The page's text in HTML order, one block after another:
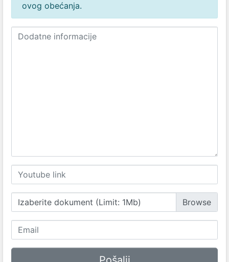
ovog obećanja.
Izaberite dokument (Limit: 1Mb)